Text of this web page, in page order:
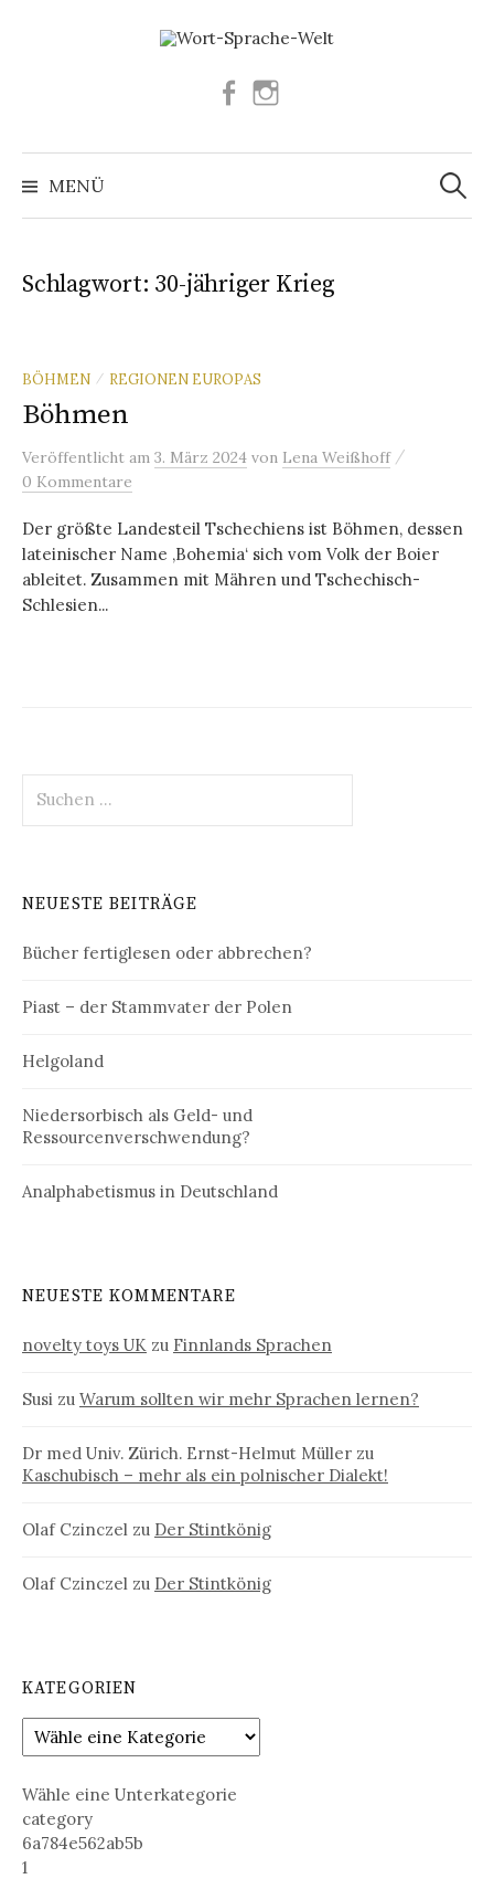
Facebook
MENÜ
Suchen
nach:
Schlagwort: 30-jähriger Krieg
BÖHMEN / REGIONEN EUROPAS
Böhmen
Veröffentlicht am 3. März 2024 von Lena Weißhoff /
0 Kommentare
Der größte Landesteil Tschechiens ist Böhmen, dessen
lateinischer Name ‚Bohemia‘ sich vom Volk der Boier
ableitet. Zusammen mit Mähren und Tschechisch-
Schlesien...
nach:
NEUESTE BEITRÄGE
Bücher fertiglesen oder abbrechen?
Piast – der Stammvater der Polen
Helgoland
Niedersorbisch als Geld- und
Ressourcenverschwendung?
Analphabetismus in Deutschland
NEUESTE KOMMENTARE
novelty toys UK zu Finnlands Sprachen
Susi zu Warum sollten wir mehr Sprachen lernen?
Dr med Univ. Zürich. Ernst-Helmut Müller zu
Kaschubisch – mehr als ein polnischer Dialekt!
Olaf Czinczel zu Der Stintkönig
Olaf Czinczel zu Der Stintkönig
KATEGORIEN
Wähle eine Unterkategorie
category
6a784e562ab5b
1